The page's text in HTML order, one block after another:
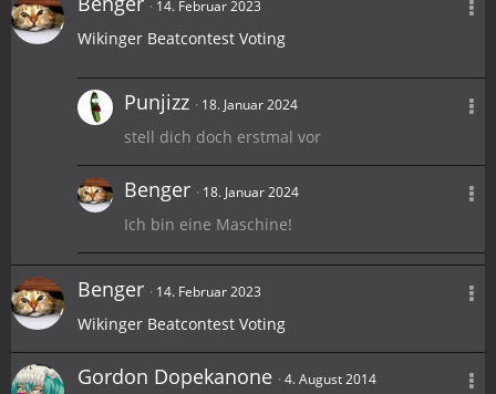
14. Februar 2023
Wikinger Beatcontest Voting
Punjizz 18. Januar 2024
stell dich doch erstmal vor
Benger 18. Januar 2024
Ich bin eine Maschine!
Benger 14. Februar 2023
Wikinger Beatcontest Voting
Gordon Dopekanone 4. August 2014